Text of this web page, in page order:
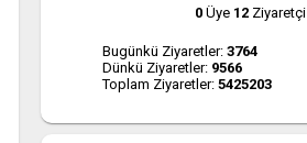
0Üye 12Ziyaretçi
Bugünkü Ziyaretler: 3764
Dünkü Ziyaretler: 9566
Toplam Ziyaretler: 5425203